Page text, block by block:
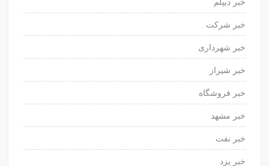
خبر شرکت
خبر شهرداری
خبر شیراز
خبر فروشگاه
خبر مشهد
خبر نفت
خبر یزد